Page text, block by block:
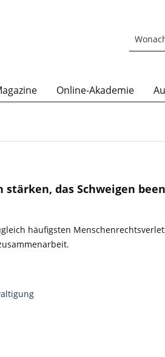
Online-Akademie
das Schweigen
häufigsten